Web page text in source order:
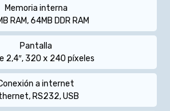
Memoria interna
RAM, 64MB DDR RAM
Pantalla
2,4″, 320 x 240 píxeles
a internet
RS232, USB